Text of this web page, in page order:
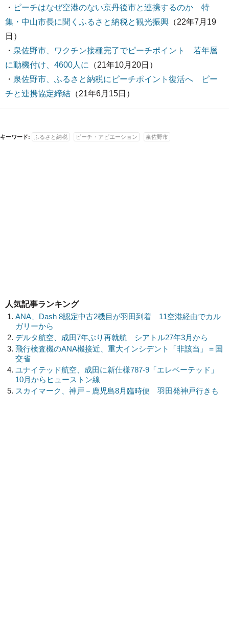
・ ピーチはなぜ空港のない京丹後市と連携するのか 特
集・中山市長に聞くふるさと納税と観光振興 （22年7月19
日）
・ 泉佐野市、ワクチン接種完了でピーチポイント 若年層
に動機付け、4600人に
（21年10月20日）
・ 泉佐野市、ふるさと納税にピーチポイント復活へ ピー
チと連携協定締結 （21年6月15日）
キーワード: ふるさと納税 ピーチ・アビエーション 泉佐野市
人気記事ランキング
ANA、Dash 8認定中古2機目が羽田到着 11空港経由でカル
ガリーから
デルタ航空、成田7年ぶり再就航 シアトル27年3月から
飛行検査機のANA機接近、重大インシデント「非該当」＝国
交省
ユナイテッド航空、成田に新仕様787-9「エレベーテッド」
10月からヒューストン線
スカイマーク、神戸－鹿児島8月臨時便 羽田発神戸行きも